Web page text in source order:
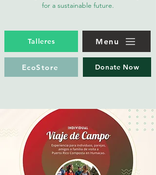
for a sustainable future.
Talleres Menu
EcoStore Donate Now